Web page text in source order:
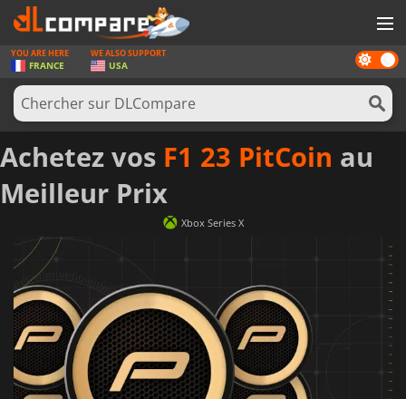
JEUX
CARTES PRÉPAYÉES
LOGICIELS
CONCOURS
MATÉRIEL
NEWS
SE CONNECTER OU S'INSCRIRE
Dark
mode
YOU ARE HERE
FRANCE
WE ALSO SUPPORT
USA
Achetez vos F1 23 PitCoin au
Meilleur Prix
Xbox Series X